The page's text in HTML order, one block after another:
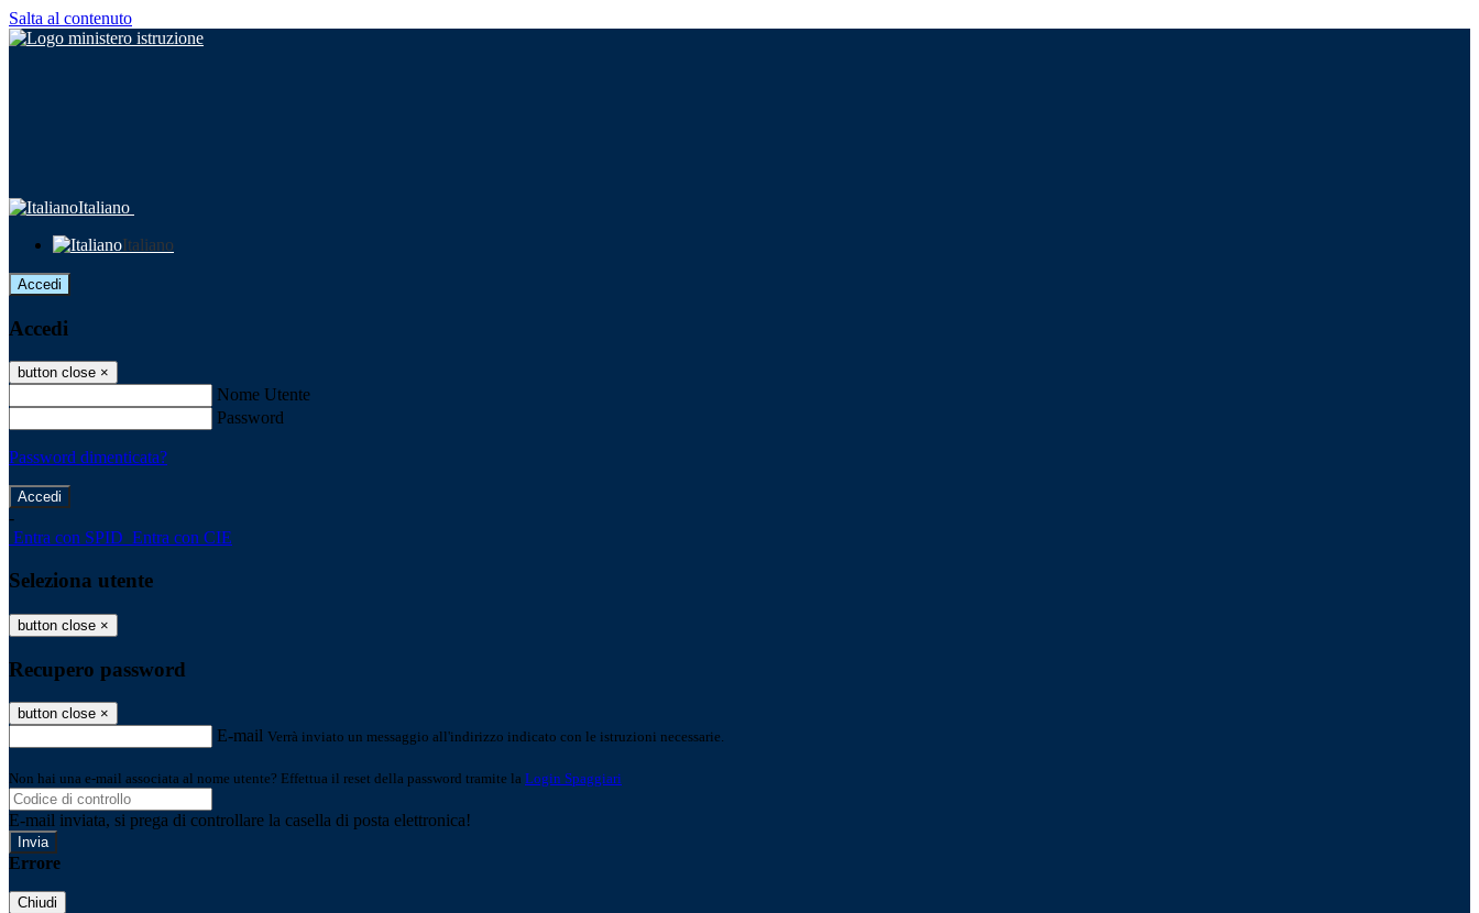
Salta al contenuto
Italiano
Italiano
Accedi
Accedi
button close ×
Nome Utente
Password
Password dimenticata?
-
Entra con SPID Entra con CIE
Seleziona utente
button close ×
Recupero password
button close ×
E-mail Verrà inviato un messaggio all'indirizzo indicato con le istruzioni necessarie.
Non hai una e-mail associata al nome utente? Effettua il reset della password tramite la Login Spaggiari
E-mail inviata, si prega di controllare la casella di posta elettronica!
Errore
Chiudi